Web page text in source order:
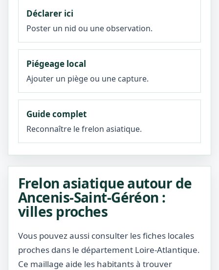
Déclarer ici
Poster un nid ou une observation.
Piégeage local
Ajouter un piège ou une capture.
Guide complet
Reconnaître le frelon asiatique.
Frelon asiatique autour de
Ancenis-Saint-Géréon :
villes proches
Vous pouvez aussi consulter les fiches locales
proches dans le département Loire-Atlantique.
Ce maillage aide les habitants à trouver